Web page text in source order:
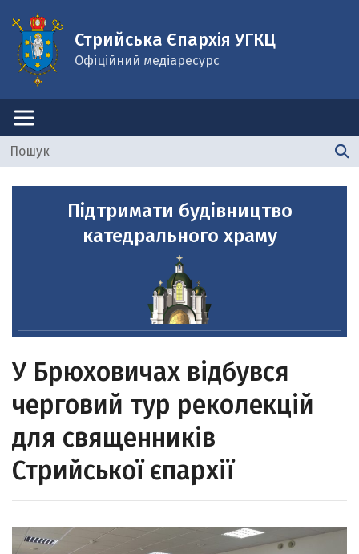
Стрийська Єпархія УГКЦ
Офіційний медіаресурс
Підтримати будівництво
катедрального храму
У Брюховичах відбувся
черговий тур реколекцій
для священників
Стрийської єпархії